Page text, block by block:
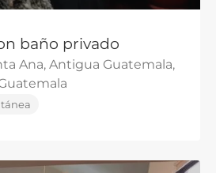
baño privado
Ana, Antigua Guatemala,